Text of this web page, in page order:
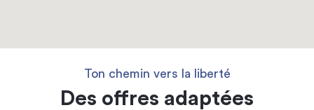
Ton chemin vers la liberté
Des offres adaptées